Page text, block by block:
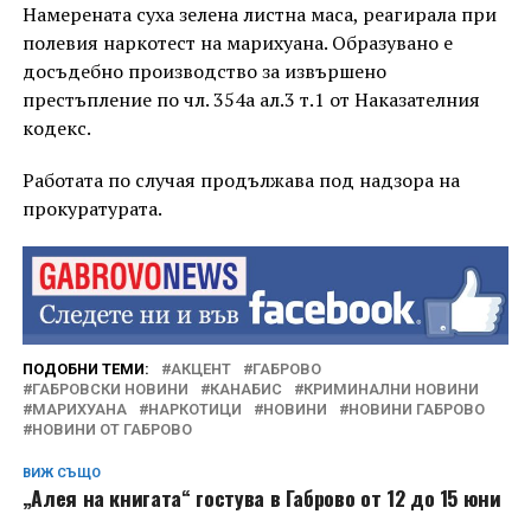
Намерената суха зелена листна маса, реагирала при
полевия наркотест на марихуана. Образувано е
досъдебно производство за извършено
престъпление по чл. 354а ал.3 т.1 от Наказателния
кодекс.
Работата по случая продължава под надзора на
прокуратурата.
ПОДОБНИ ТЕМИ: АКЦЕНТ
ГАБРОВО
ГАБРОВСКИ НОВИНИ
КАНАБИС
КРИМИНАЛНИ НОВИНИ
МАРИХУАНА
НАРКОТИЦИ НОВИНИ
НОВИНИ ГАБРОВО
НОВИНИ ОТ ГАБРОВО
ВИЖ СЪЩО
„Алея на книгата“ гостува в Габрово от 12 до 15 юни